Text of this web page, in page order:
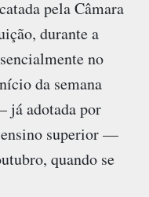
pela Câmara
durante a
no
da semana
já adotada por
superior —
quando se